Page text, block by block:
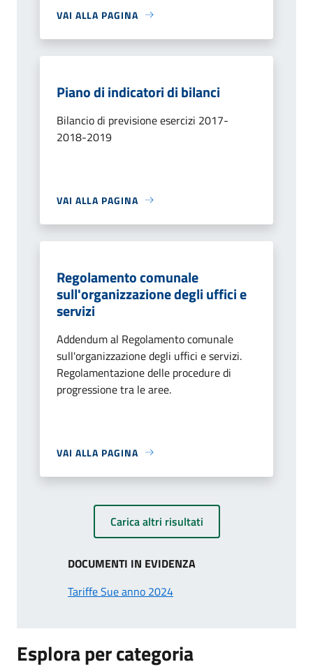
VAI ALLA PAGINA
Piano di indicatori di bilanci
Bilancio di previsione esercizi 2017-
2018-2019
VAI ALLA PAGINA
Regolamento comunale
sull'organizzazione degli uffici e
servizi
Addendum al Regolamento comunale
sull'organizzazione degli uffici e servizi.
Regolamentazione delle procedure di
progressione tra le aree.
VAI ALLA PAGINA
Carica altri risultati
DOCUMENTI IN EVIDENZA
Tariffe Sue anno 2024
Esplora per categoria